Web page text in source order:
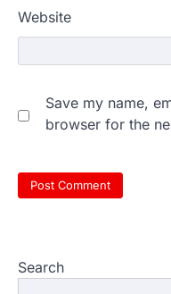
Website
Save my name,
browser for the
Search